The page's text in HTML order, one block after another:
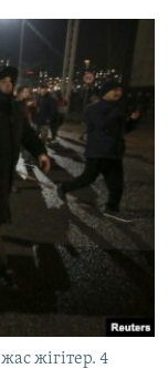
жігітер. 4